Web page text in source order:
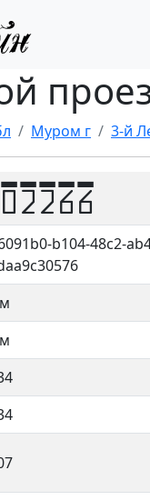
Муром г 3-й
b104-48c2-